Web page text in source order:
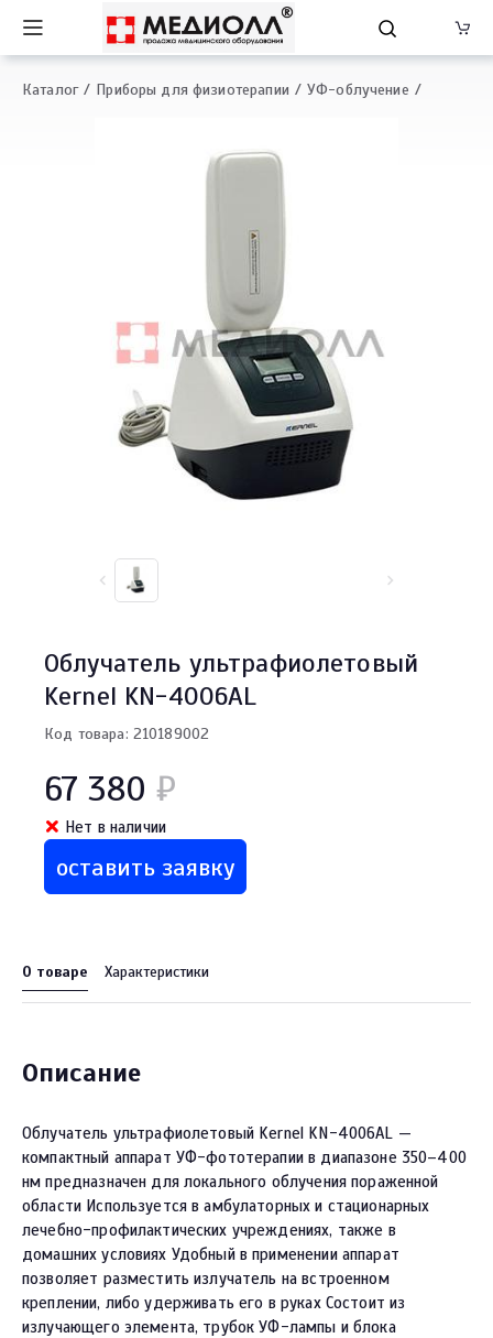
Каталог Приборы для физиотерапии УФ-облучение
Облучатель ультрафиолетовый
Kernel KN-4006AL
Код товара: 210189002
67 380₽
Нет в наличии
оставить заявку
О товаре Характеристики
Описание
Облучатель ультрафиолетовый Kernel KN-4006AL —
компактный аппарат УФ-фототерапии в диапазоне 350–400
нм предназначен для локального облучения пораженной
области Используется в амбулаторных и стационарных
лечебно-профилактических учреждениях, также в
домашних условиях Удобный в применении аппарат
позволяет разместить излучатель на встроенном
креплении, либо удерживать его в руках Состоит из
излучающего элемента, трубок УФ-лампы и блока